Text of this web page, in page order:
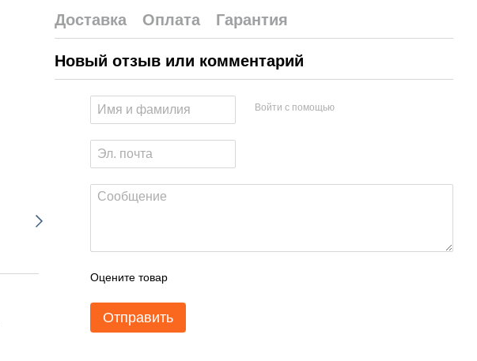
Доставка Оплата Гарантия
Новый отзыв или комментарий
Войти с помощью
Оцените товар
Отправить